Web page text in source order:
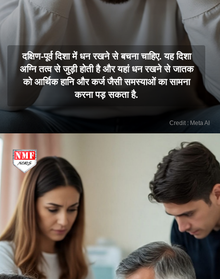
दक्षिण-पूर्व दिशा में धन रखने से बचना चाहिए. यह दिशा
अग्नि तत्व से जुड़ी होती है और यहां धन रखने से जातक
को आर्थिक हानि और कर्ज जैसी समस्याओं का सामना
करना पड़ सकता है.
Credit : Meta AI